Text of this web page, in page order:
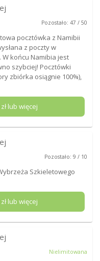
Pozostało: 47 / 50
pocztówka z Namibii
z poczty w
W końcu Namibia jest
szybciej! Pocztówki
zbiórka osiągnie 100%),
zł lub więcej
Pozostało: 9 / 10
Szkieletowego
zł lub więcej
Nielimitowana